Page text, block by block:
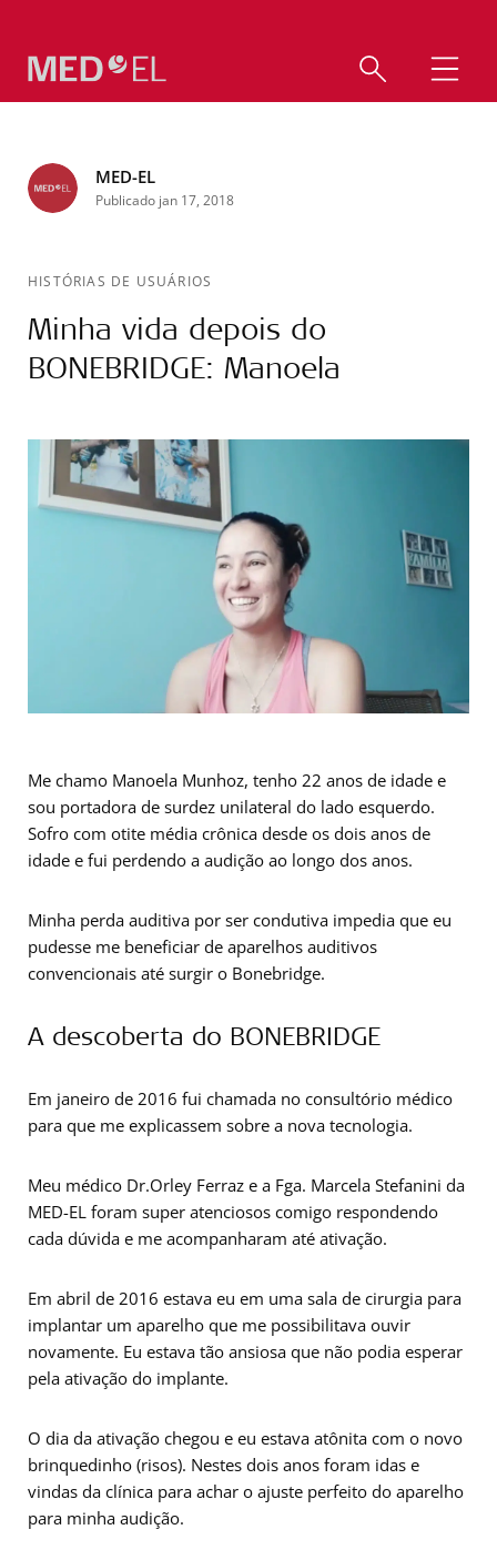
MED-EL
Publicado jan 17, 2018
HISTÓRIAS DE USUÁRIOS
Minha vida depois do
BONEBRIDGE: Manoela
Me chamo Manoela Munhoz, tenho 22 anos de idade e
sou portadora de surdez unilateral do lado esquerdo.
Sofro com otite média crônica desde os dois anos de
idade e fui perdendo a audição ao longo dos anos.
Minha perda auditiva por ser condutiva impedia que eu
pudesse me beneficiar de aparelhos auditivos
convencionais até surgir o Bonebridge.
A descoberta do BONEBRIDGE
Em janeiro de 2016 fui chamada no consultório médico
para que me explicassem sobre a nova tecnologia.
Meu médico Dr.Orley Ferraz e a Fga. Marcela Stefanini da
MED-EL foram super atenciosos comigo respondendo
cada dúvida e me acompanharam até ativação.
Em abril de 2016 estava eu em uma sala de cirurgia para
implantar um aparelho que me possibilitava ouvir
novamente. Eu estava tão ansiosa que não podia esperar
pela ativação do implante.
O dia da ativação chegou e eu estava atônita com o novo
brinquedinho (risos). Nestes dois anos foram idas e
vindas da clínica para achar o ajuste perfeito do aparelho
para minha audição.